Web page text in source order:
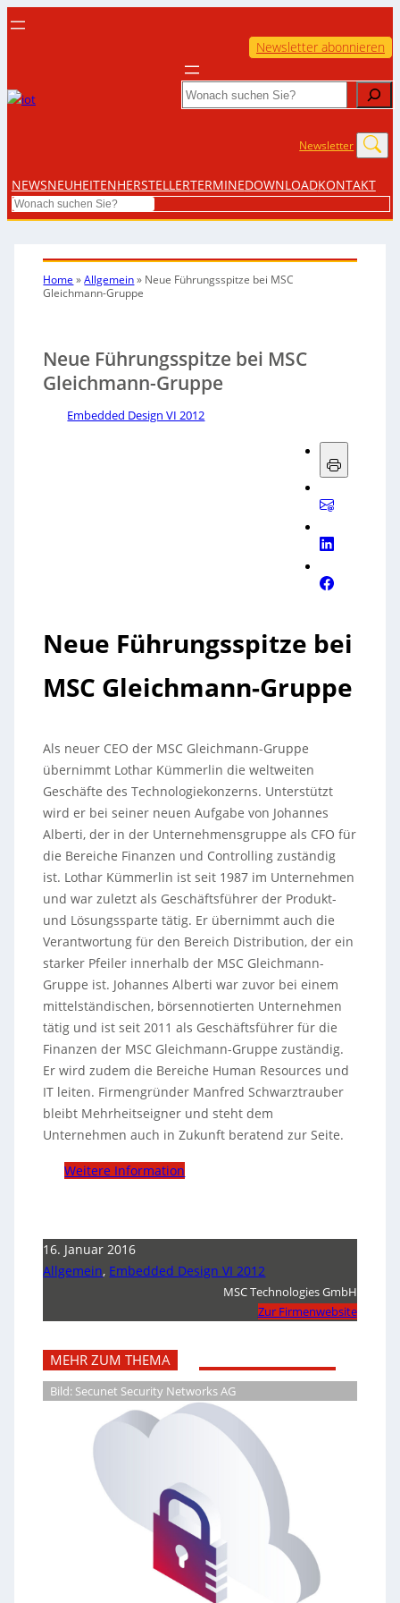
Newsletter abonnieren
Search
Newsletter
NEWSNEUHEITENHERSTELLERTERMINEDOWNLOADKONTAKT
Search
Home »Allgemein» Neue Führungsspitze bei MSC
Gleichmann-Gruppe
Neue Führungsspitze bei MSC
Gleichmann-Gruppe
Embedded Design VI 2012
Neue Führungsspitze bei
MSC Gleichmann-Gruppe
Als neuer CEO der MSC Gleichmann-Gruppe
übernimmt Lothar Kümmerlin die weltweiten
Geschäfte des Technologiekonzerns. Unterstützt
wird er bei seiner neuen Aufgabe von Johannes
Alberti, der in der Unternehmensgruppe als CFO für
die Bereiche Finanzen und Controlling zuständig
ist. Lothar Kümmerlin ist seit 1987 im Unternehmen
und war zuletzt als Geschäftsführer der Produkt-
und Lösungssparte tätig. Er übernimmt auch die
Verantwortung für den Bereich Distribution, der ein
starker Pfeiler innerhalb der MSC Gleichmann-
Gruppe ist. Johannes Alberti war zuvor bei einem
mittelständischen, börsennotierten Unternehmen
tätig und ist seit 2011 als Geschäftsführer für die
Finanzen der MSC Gleichmann-Gruppe zuständig.
Er wird zudem die Bereiche Human Resources und
IT leiten. Firmengründer Manfred Schwarztrauber
bleibt Mehrheitseigner und steht dem
Unternehmen auch in Zukunft beratend zur Seite.
Weitere Information
16. Januar 2016
Allgemein, Embedded Design VI 2012
MSC Technologies GmbH
Zur Firmenwebsite
MEHR ZUM THEMA
Bild: Secunet Security Networks AG